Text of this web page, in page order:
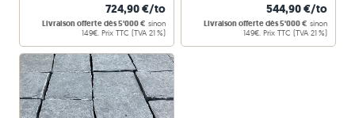
724,90 €/to
Livraison offerte dès 5'000 € sinon
149€. Prix TTC (TVA 21 %)
544,90 €/to
Livraison offerte dès 5'000 € sinon
149€. Prix TTC (TVA 21 %)